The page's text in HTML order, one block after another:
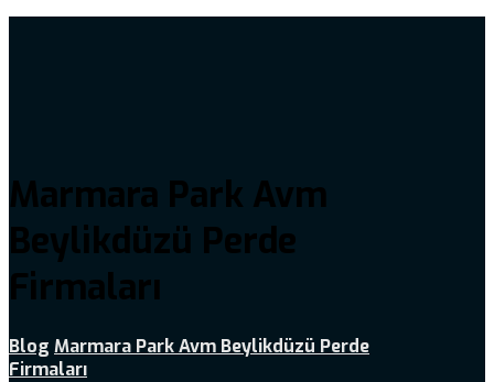
Marmara Park Avm
Beylikdüzü Perde
Firmaları
Blog Marmara Park Avm Beylikdüzü Perde
Firmaları